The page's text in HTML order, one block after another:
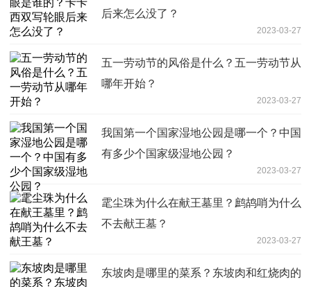
后来怎么没了？
2023-03-27
五一劳动节的风俗是什么？五一劳动节从
哪年开始？
2023-03-27
我国第一个国家湿地公园是哪一个？中国
有多少个国家级湿地公园？
2023-03-27
雮尘珠为什么在献王墓里？鹧鸪哨为什么
不去献王墓？
2023-03-27
东坡肉是哪里的菜系？东坡肉和红烧肉的